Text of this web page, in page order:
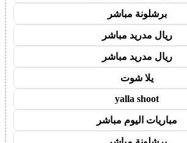
برشلونة مباشر
ريال مدريد مباشر
ريال مدريد مباشر
يلا شوت
yalla shoot
مباريات اليوم مباشر